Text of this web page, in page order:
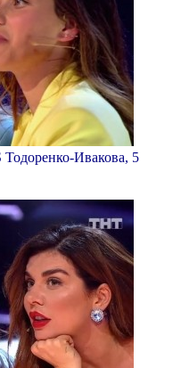
Тодоренко-Ивакова, 5